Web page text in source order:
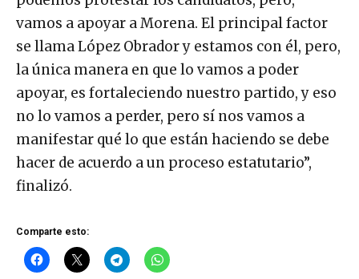
vamos a apoyar a Morena. El principal factor
se llama López Obrador y estamos con él, pero,
la única manera en que lo vamos a poder
apoyar, es fortaleciendo nuestro partido, y eso
no lo vamos a perder, pero sí nos vamos a
manifestar qué lo que están haciendo se debe
hacer de acuerdo a un proceso estatutario”,
finalizó.
Comparte esto: